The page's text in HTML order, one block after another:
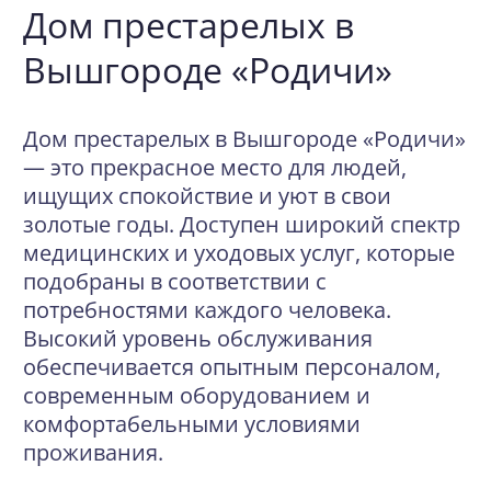
Дом престарелых в
Вышгороде «Родичи»
Дом престарелых в Вышгороде «Родичи»
— это прекрасное место для людей,
ищущих спокойствие и уют в свои
золотые годы. Доступен широкий спектр
медицинских и уходовых услуг, которые
подобраны в соответствии с
потребностями каждого человека.
Высокий уровень обслуживания
обеспечивается опытным персоналом,
современным оборудованием и
комфортабельными условиями
проживания.